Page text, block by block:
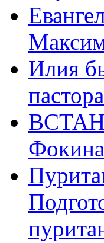
Илия
Фокина